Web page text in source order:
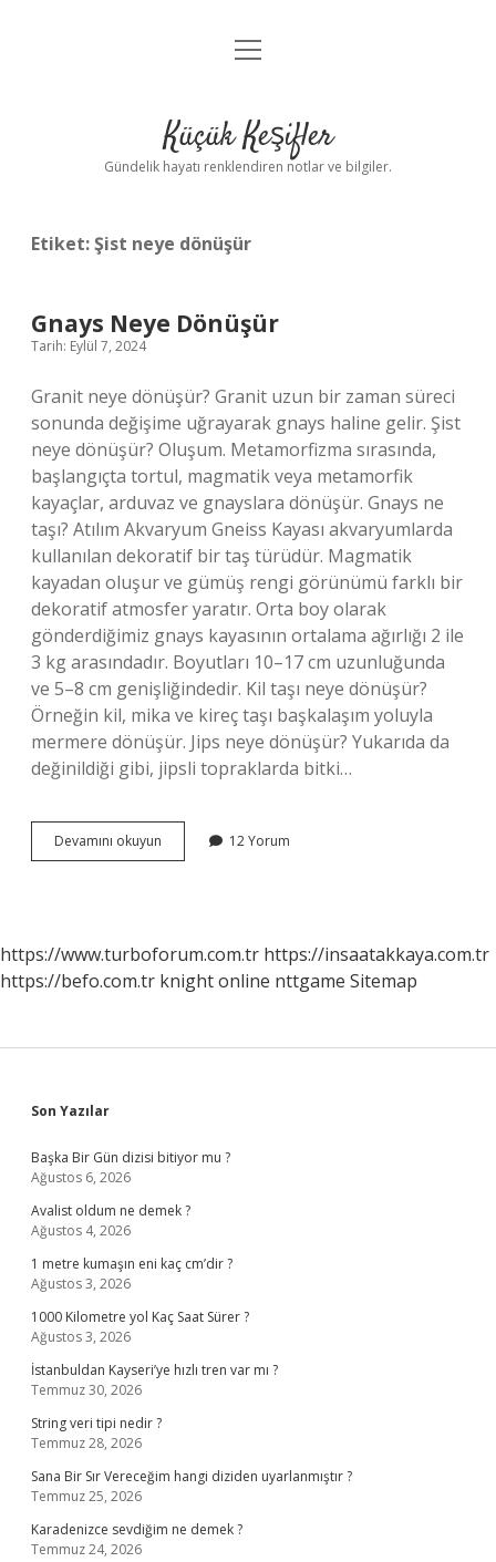
Anasayfa
Yasal Uyarı
menüyü
Küçük Keşifler
Gündelik hayatı renklendiren notlar ve bilgiler.
Etiket:Şist neye dönüşür
Gnays Neye Dönüşür
Tarih: Eylül 7, 2024
Granit neye dönüşür? Granit uzun bir zaman süreci
sonunda değişime uğrayarak gnays haline gelir. Şist
neye dönüşür? Oluşum. Metamorfizma sırasında,
başlangıçta tortul, magmatik veya metamorfik
kayaçlar, arduvaz ve gnayslara dönüşür. Gnays ne
taşı? Atılım Akvaryum Gneiss Kayası akvaryumlarda
kullanılan dekoratif bir taş türüdür. Magmatik
kayadan oluşur ve gümüş rengi görünümü farklı bir
dekoratif atmosfer yaratır. Orta boy olarak
gönderdiğimiz gnays kayasının ortalama ağırlığı 2 ile
3 kg arasındadır. Boyutları 10–17 cm uzunluğunda
ve 5–8 cm genişliğindedir. Kil taşı neye dönüşür?
Örneğin kil, mika ve kireç taşı başkalaşım yoluyla
mermere dönüşür. Jips neye dönüşür? Yukarıda da
değinildiği gibi, jipsli topraklarda bitki…
Devamını okuyun
Neye
12 Yorum
https://www.turboforum.com.tr https://insaatakkaya.com.tr
https://befo.com.tr knight online nttgame Sitemap
Sidebar
Son Yazılar
Başka Bir Gün dizisi bitiyor mu ?
Ağustos 6, 2026
Avalist oldum ne demek ?
Ağustos 4, 2026
1 metre kumaşın eni kaç cm’dir ?
Ağustos 3, 2026
1000 Kilometre yol Kaç Saat Sürer ?
Ağustos 3, 2026
İstanbuldan Kayseri’ye hızlı tren var mı ?
Temmuz 30, 2026
String veri tipi nedir ?
Temmuz 28, 2026
Sana Bir Sır Vereceğim hangi diziden uyarlanmıştır ?
Temmuz 25, 2026
Karadenizce sevdiğim ne demek ?
Temmuz 24, 2026